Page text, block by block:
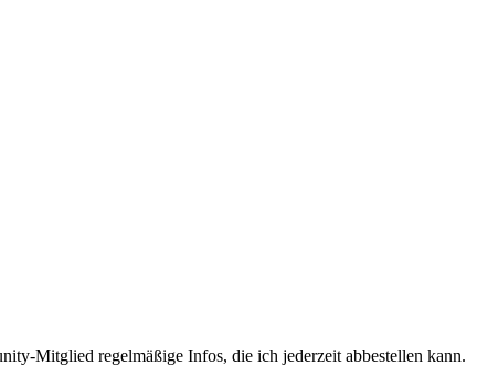
Mitglied regelmäßige Infos, die ich jederzeit abbestellen kann.